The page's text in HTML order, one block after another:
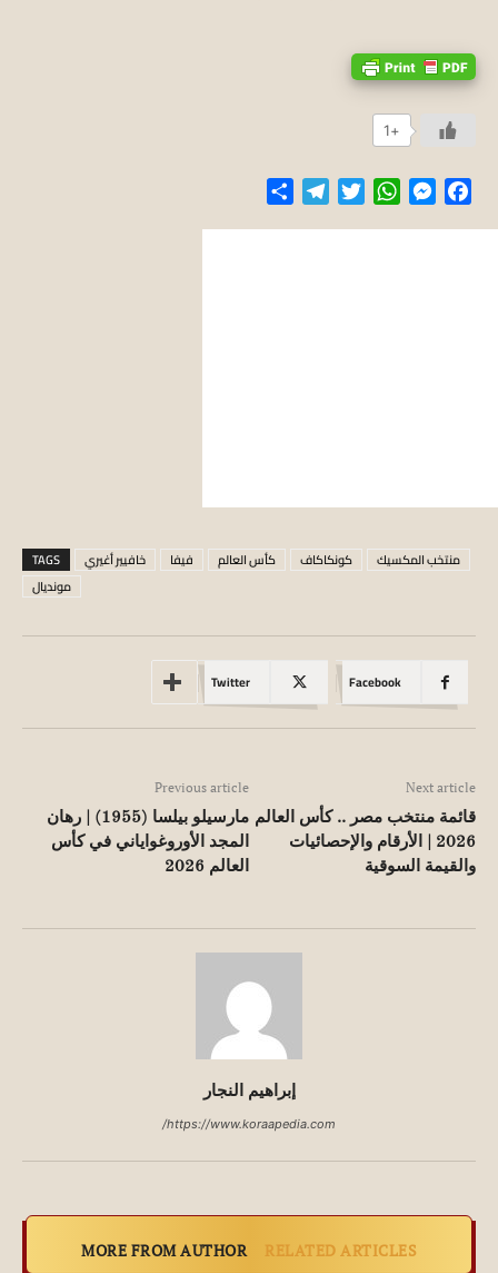
+1
Facebook
Messenger
WhatsApp
Twitter
Telegram
TAGS خافيير أغيري فيفا كأس العالم كونكاكاف
منتخب المكسيك
مونديال
Facebook
Twitter
Previous article
مارسيلو بيلسا (1955) | رهان
المجد الأوروغواياني في كأس
العالم 2026
Next article
قائمة منتخب مصر .. كأس العالم
2026 | الأرقام والإحصائيات
والقيمة السوقية
إبراهيم النجار
https://www.koraapedia.com/
RELATED ARTICLES
MORE FROM AUTHOR